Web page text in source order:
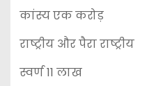
कांस्य एक करोड़
राष्ट्रीय और पैरा राष्ट्रीय
स्वर्ण 11 लाख